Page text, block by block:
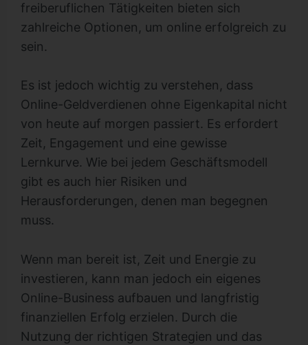
freiberuflichen Tätigkeiten bieten sich
zahlreiche Optionen, um online erfolgreich zu
sein.
Es ist jedoch wichtig zu verstehen, dass
Online-Geldverdienen ohne Eigenkapital nicht
von heute auf morgen passiert. Es erfordert
Zeit, Engagement und eine gewisse
Lernkurve. Wie bei jedem Geschäftsmodell
gibt es auch hier Risiken und
Herausforderungen, denen man begegnen
muss.
Wenn man bereit ist, Zeit und Energie zu
investieren, kann man jedoch ein eigenes
Online-Business aufbauen und langfristig
finanziellen Erfolg erzielen. Durch die
Nutzung der richtigen Strategien und das